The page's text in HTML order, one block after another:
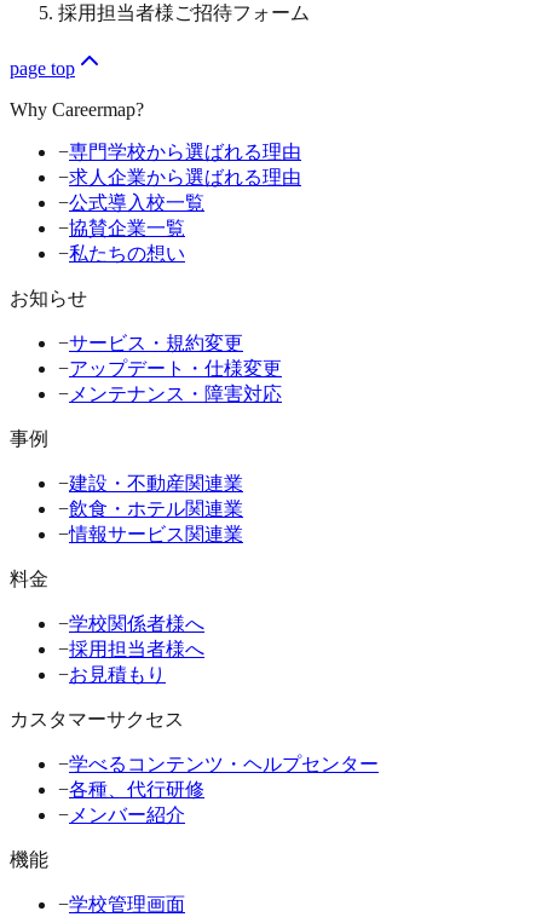
採用担当者様ご招待フォーム
page top
Why Careermap?
−専門学校から選ばれる理由
−求人企業から選ばれる理由
−公式導入校一覧
−協賛企業一覧
−私たちの想い
お知らせ
−サービス・規約変更
−アップデート・仕様変更
− メンテナンス・障害対応
事例
−建設・不動産関連業
−飲食・ホテル関連業
−情報サービス関連業
料金
−学校関係者様へ
−採用担当者様へ
−お見積もり
カスタマーサクセス
−学べるコンテンツ・ヘルプセンター
−各種、代行研修
− メンバー紹介
機能
−学校管理画面